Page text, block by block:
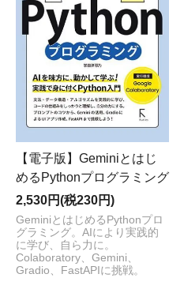
【電子版】Geminiとはじ
めるPythonプログラミング
2,530円(税230円)
GeminiとはじめるPythonプロ
グラミング。AIにより実践的
に学び、自ら力に。
Colaboratory、Gemini、
Gradio、FastAPIに挑戦。